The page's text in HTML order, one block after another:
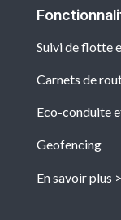
Suivi de flotte
Carnets de
Eco-conduite
Geofencing
En savoir plus